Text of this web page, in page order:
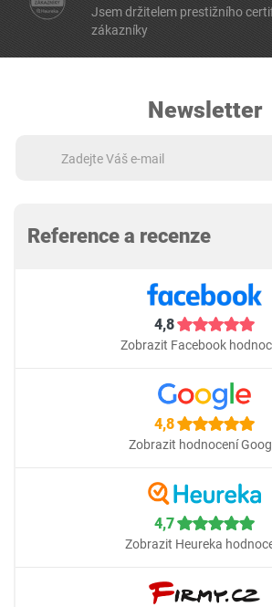
Jsem držitelem prestižního
zákazníky
Newsletter
Reference a recenze
4,8
Zobrazit Facebook
4,8
Zobrazit hodnocení
4,7
Zobrazit Heureka